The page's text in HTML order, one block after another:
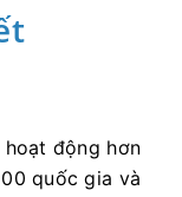
động hơn
quốc gia và